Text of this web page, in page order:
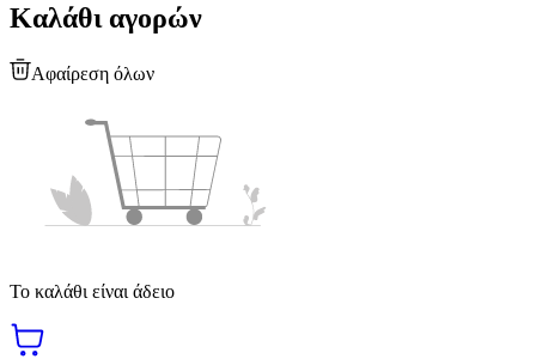
Καλάθι αγορών
Αφαίρεση όλων
Το καλάθι είναι άδειο